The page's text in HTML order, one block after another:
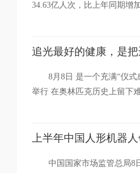
34.63亿人次，比上年同期增
追光最好的健康，是
8月8日 是一个充满“仪
举行 在奥林匹克历史上留下
上半年中国人形机器
中国国家市场监管总局8